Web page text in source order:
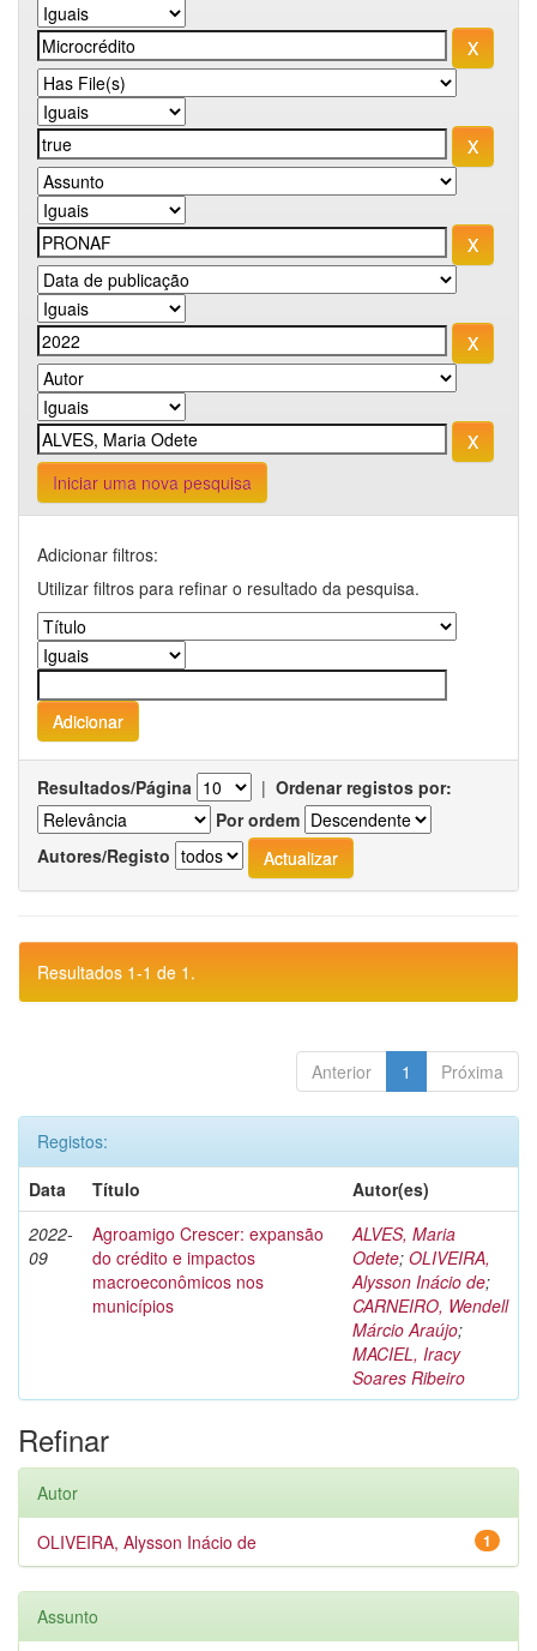
Iniciar uma nova pesquisa
Adicionar filtros:
Utilizar filtros para refinar o resultado da pesquisa.
Resultados/Página | Ordenar registos por:
Por ordem
Autores/Registo
Resultados 1-1 de 1.
Anterior 1 Próxima
Registos:
Data
Título
Autor(es)
2022-
09
Agroamigo Crescer: expansão
do crédito e impactos
macroeconômicos nos
municípios
ALVES, Maria
Odete; OLIVEIRA,
Alysson Inácio de;
CARNEIRO, Wendell
Márcio Araújo;
MACIEL, Iracy
Soares Ribeiro
Refinar
Autor
1
OLIVEIRA, Alysson Inácio de
Assunto